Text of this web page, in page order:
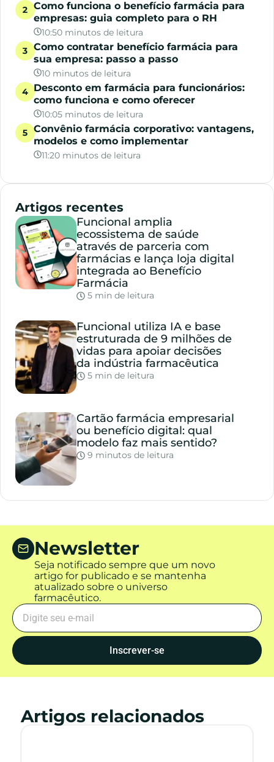
Como funciona o benefício farmácia para
empresas: guia completo para o RH
10:50 minutos de leitura
Como contratar benefício farmácia para
sua empresa: passo a passo
10 minutos de leitura
Desconto em farmácia para funcionários:
como funciona e como oferecer
10:05 minutos de leitura
Convênio farmácia corporativo: vantagens,
modelos e como implementar
11:20 minutos de leitura
Artigos recentes
Funcional amplia
ecossistema de saúde
através de parceria com
farmácias e lança loja digital
integrada ao Benefício
Farmácia
5 min de leitura
Funcional utiliza IA e base
estruturada de 9 milhões de
vidas para apoiar decisões
da indústria farmacêutica
5 min de leitura
Cartão farmácia empresarial
ou benefício digital: qual
modelo faz mais sentido?
9 minutos de leitura
Newsletter
Seja notificado sempre que um novo
artigo for publicado e se mantenha
atualizado sobre o universo
farmacêutico.
Inscrever-se
Artigos relacionados